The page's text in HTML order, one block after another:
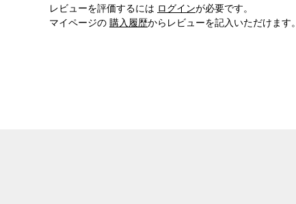
レビューを評価するには ログインが必要です。
マイページの 購入履歴からレビューを記入いただけます。